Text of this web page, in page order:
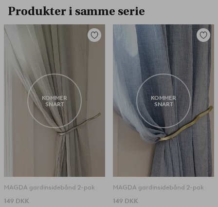
Produkter i samme serie
KOMMER
SNART
Tilføj
MAGDA gardinsidebånd 2-pak
149 DKK
KOMMER
SNART
Tilføj
til
MAGDA gardinsidebånd 2-pak
149 DKK